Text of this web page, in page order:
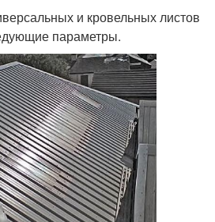
и кровельных листов
параметры.